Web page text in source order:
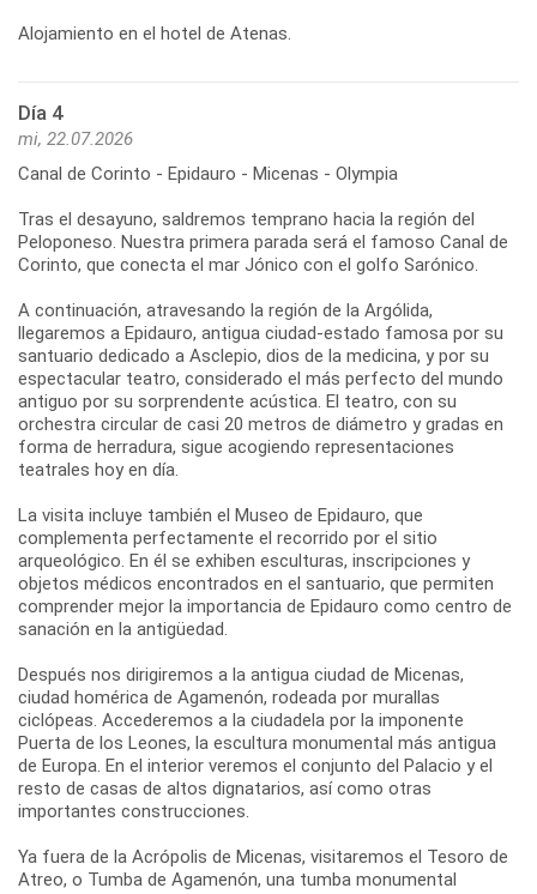
Día 4
mi, 22.07.2026
Canal de Corinto - Epidauro - Micenas - Olympia
Tras el desayuno, saldremos temprano hacia la región del
Peloponeso. Nuestra primera parada será el famoso Canal de
Corinto, que conecta el mar Jónico con el golfo Sarónico.
A continuación, atravesando la región de la Argólida,
llegaremos a Epidauro, antigua ciudad-estado famosa por su
santuario dedicado a Asclepio, dios de la medicina, y por su
espectacular teatro, considerado el más perfecto del mundo
antiguo por su sorprendente acústica. El teatro, con su
orchestra circular de casi 20 metros de diámetro y gradas en
forma de herradura, sigue acogiendo representaciones
teatrales hoy en día.
La visita incluye también el Museo de Epidauro, que
complementa perfectamente el recorrido por el sitio
arqueológico. En él se exhiben esculturas, inscripciones y
objetos médicos encontrados en el santuario, que permiten
comprender mejor la importancia de Epidauro como centro de
sanación en la antigüedad.
Después nos dirigiremos a la antigua ciudad de Micenas,
ciudad homérica de Agamenón, rodeada por murallas
ciclópeas. Accederemos a la ciudadela por la imponente
Puerta de los Leones, la escultura monumental más antigua
de Europa. En el interior veremos el conjunto del Palacio y el
resto de casas de altos dignatarios, así como otras
importantes construcciones.
Ya fuera de la Acrópolis de Micenas, visitaremos el Tesoro de
Atreo, o Tumba de Agamenón, una tumba monumental